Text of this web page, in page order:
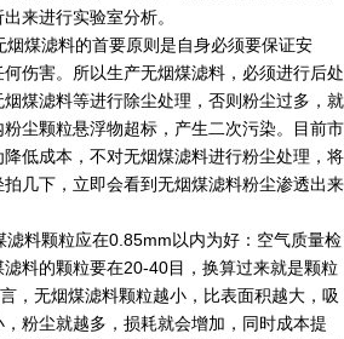
来进行实验室分析。
煤滤料的首要原则是自身必须要保证安
伤害。所以生产无烟煤滤料，必须进行后处
煤滤料等进行除尘处理，否则粉尘过多，就
尘颗粒悬浮物超标，产生二次污染。目前市
低成本，不对无烟煤滤料进行粉尘处理，将
几下，立即会看到无烟煤滤料粉尘渗透出来
料颗粒应在0.85mm以内为好：空气质量检
料的颗粒要在20-40目，换算过来就是颗粒
，无烟煤滤料颗粒越小，比表面积越大，吸
粉尘就越多，损耗就会增加，同时成本提